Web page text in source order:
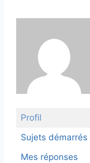
Profil
Sujets démarrés
Mes réponses